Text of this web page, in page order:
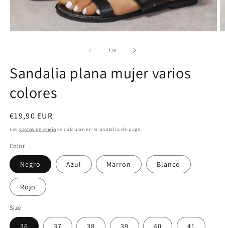
una
ventana
modal
1 /de
6
Sandalia plana mujer varios
colores
Precio
habitual
€19,90 EUR
Los gastos de envío se calculan en la pantalla de pago.
Color
Negro Azul Marron Blanco
Rojo
Size
36 37 38 39 40 41